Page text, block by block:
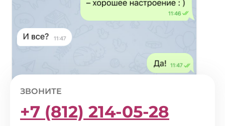
ЗВОНИТЕ
+7 (812) 214-05-28